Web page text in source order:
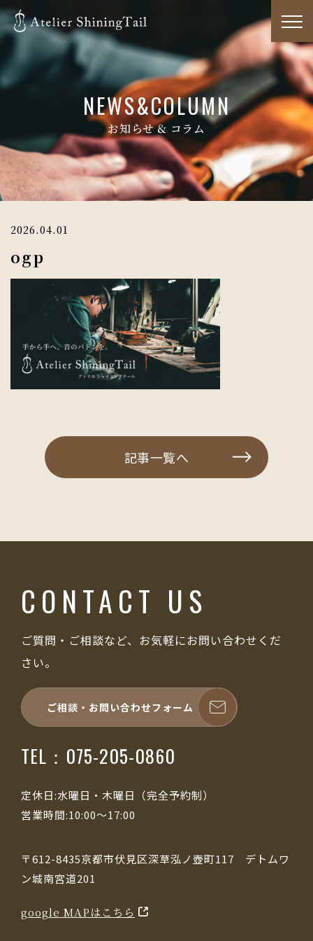
NEWS&COLUMN
お知らせ & コラム
2026.04.01
ogp
記事一覧へ
CONTACT US
ご質問・ご相談など、お気軽にお問い合わせくだ
さい。
ご相談・お問い合わせフォーム
TEL：075-205-0860
定休日:水曜日・木曜日（完全予約制）
営業時間:10:00～17:00
〒612-8435京都市伏見区深草泓ノ壺町117 デトムワ
ン城南宮道201
google MAPはこちら